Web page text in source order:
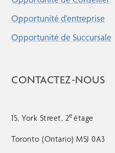
Opportunité d'entreprise
Opportunité de Succursale
CONTACTEZ-NOUS
15, York Street, 2e étage
Toronto (Ontario) M5J 0A3